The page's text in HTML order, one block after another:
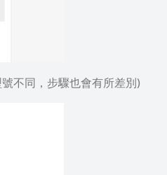
不同，步驟也會有所差別)